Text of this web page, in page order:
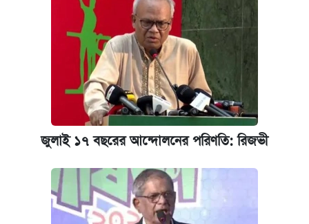
জুলাই ১৭ বছরের আন্দোলনের পরিণতি: রিজভী